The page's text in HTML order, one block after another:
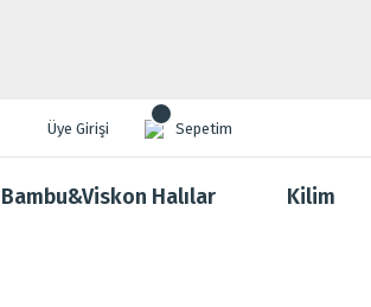
Üye Girişi Sepetim
Bambu&Viskon Halılar Kilim